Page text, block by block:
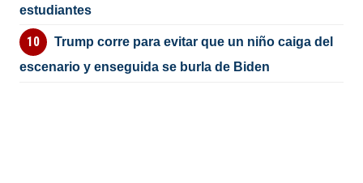
estudiantes
Trump corre para evitar que un niño caiga del
escenario y enseguida se burla de Biden